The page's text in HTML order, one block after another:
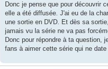
Donc je pense que pour découvrir
elle a été diffusée. J'ai eu de la
une sortie en DVD. Et dès sa
jamais vu la série ne va pas
Donc pour répondre à ta question,
fans à aimer cette série qui ne